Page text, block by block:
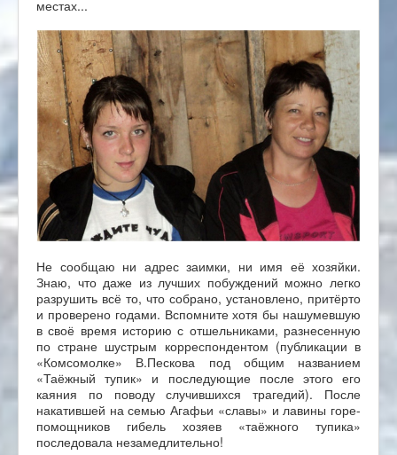
местах...
Не сообщаю ни адрес заимки, ни имя её хозяйки.
Знаю, что даже из лучших побуждений можно легко
разрушить всё то, что собрано, установлено, притёрто
и проверено годами. Вспомните хотя бы нашумевшую
в своё время историю с отшельниками, разнесенную
по стране шустрым корреспондентом (публикации в
«Комсомолке» В.Пескова под общим названием
«Таёжный тупик» и последующие после этого его
каяния по поводу случившихся трагедий). После
накатившей на семью Агафьи «славы» и лавины горе-
помощников гибель хозяев «таёжного тупика»
последовала незамедлительно!